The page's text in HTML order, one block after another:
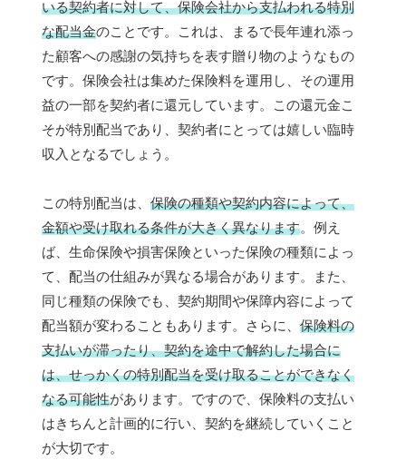
いる契約者に対して、保険会社から支払われる特別
な配当金のことです。これは、まるで長年連れ添っ
た顧客への感謝の気持ちを表す贈り物のようなもの
です。保険会社は集めた保険料を運用し、その運用
益の一部を契約者に還元しています。この還元金こ
そが特別配当であり、契約者にとっては嬉しい臨時
収入となるでしょう。
この特別配当は、 保険の種類や契約内容によって、
金額や受け取れる条件が大きく異なります。例え
ば、生命保険や損害保険といった保険の種類によっ
て、配当の仕組みが異なる場合があります。また、
同じ種類の保険でも、契約期間や保障内容によって
配当額が変わることもあります。さらに、 保険料の
支払いが滞ったり、契約を途中で解約した場合に
は、せっかくの特別配当を受け取ることができなく
なる可能性があります。ですので、保険料の支払い
はきちんと計画的に行い、契約を継続していくこと
が大切です。